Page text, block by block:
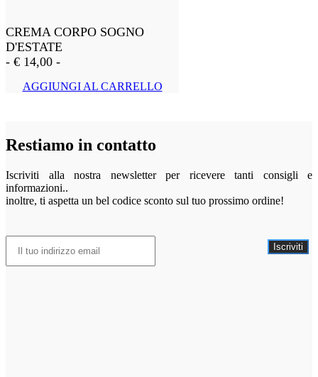
CREMA CORPO SOGNO
D'ESTATE
- € 14,00 -
AGGIUNGI AL CARRELLO
Restiamo in contatto
Iscriviti alla nostra newsletter per ricevere tanti consigli e
informazioni..
inoltre, ti aspetta un bel codice sconto sul tuo prossimo ordine!
Iscriviti